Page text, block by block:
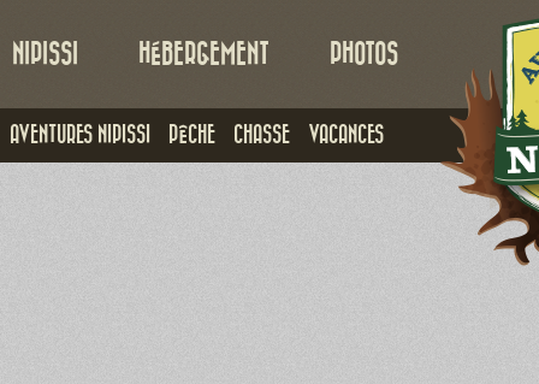
NIPISSI
AVENTURES NIPISSI PÊCHE CHASSE VACANCES
HÉBERGEMENT PHOTOS